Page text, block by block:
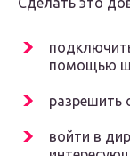
помощью
разрешить
войти в